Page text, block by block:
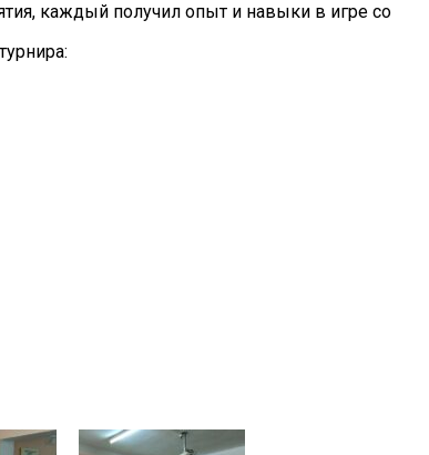
каждый получил опыт и навыки в игре со